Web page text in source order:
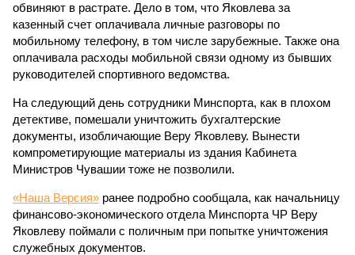
обвиняют в растрате. Дело в том, что Яковлева за
казенный счет оплачивала личные разговоры по
мобильному телефону, в том числе зарубежные. Также она
оплачивала расходы мобильной связи одному из бывших
руководителей спортивного ведомства.
На следующий день сотрудники Минспорта, как в плохом
детективе, помешали уничтожить бухгалтерские
документы, изобличающие Веру Яковлеву. Вынести
компрометирующие материалы из здания Кабинета
Министров Чувашии тоже не позволили.
«Наша Версия» ранее подробно сообщала, как начальницу
финансово-экономического отдела Минспорта ЧР Веру
Яковлеву поймали с поличным при попытке уничтожения
служебных документов.